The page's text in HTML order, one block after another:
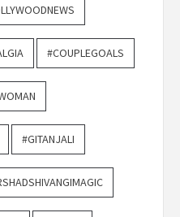
#COUPLEGOALS
#GITANJALI